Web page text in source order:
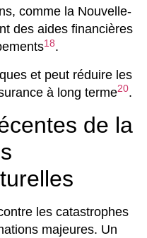
comme la Nouvelle-
des aides financières
18.
et peut réduire les
à long terme20.
de la
les catastrophes
majeures. Un